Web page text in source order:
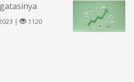
| 1120